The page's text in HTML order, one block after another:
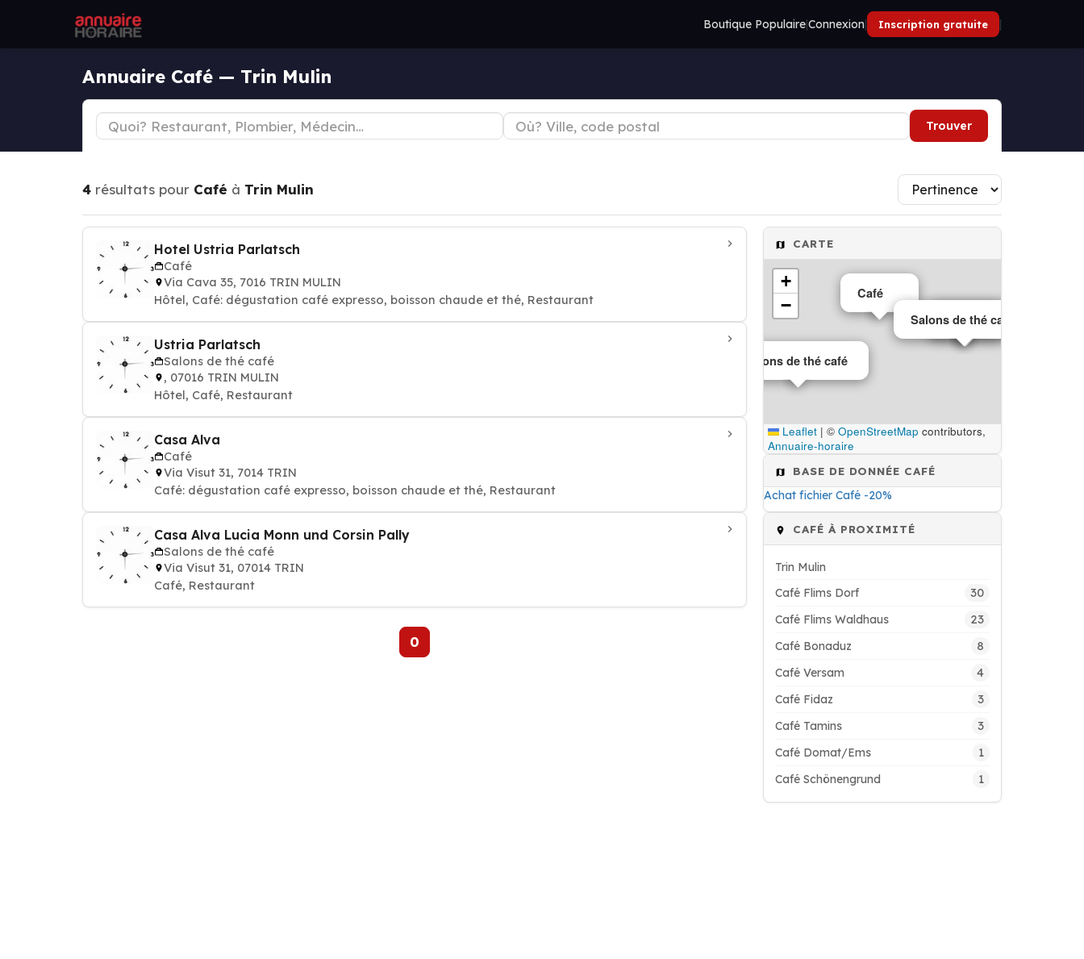
Boutique Populaire|Connexion| Inscription gratuite |
Annuaire Café — Trin Mulin
Trouver
4 résultats pour Café à Trin Mulin
Hotel Ustria Parlatsch
Café
Via Cava 35, 7016 TRIN MULIN
Hôtel, Café: dégustation café expresso, boisson chaude et thé, Restaurant
Ustria Parlatsch
Salons de thé café
, 07016 TRIN MULIN
Hôtel, Café, Restaurant
Casa Alva
Café
Via Visut 31, 7014 TRIN
Café: dégustation café expresso, boisson chaude et thé, Restaurant
Casa Alva Lucia Monn und Corsin Pally
Salons de thé café
Via Visut 31, 07014 TRIN
Café, Restaurant
0
CARTE
Café
Salons de thé café
Café
Salons de thé café
+
−
Leaflet | © OpenStreetMap contributors,
Annuaire-horaire
BASE DE DONNÉE CAFÉ
Achat fichier Café -20%
CAFÉ À PROXIMITÉ
Trin Mulin
Café Flims Dorf
30
Café Flims Waldhaus 23
Café Bonaduz 8
Café Versam 4
Café Fidaz 3
Café Tamins 3
Café Domat/Ems 1
Café Schönengrund 1